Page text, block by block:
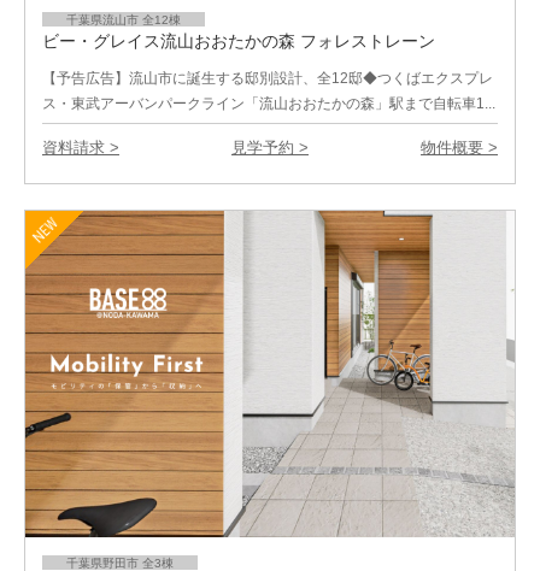
千葉県流山市 全12棟
ビー・グレイス流山おおたかの森 フォレストレーン
【予告広告】流山市に誕生する邸別設計、全12邸◆つくばエクスプレ
ス・東武アーバンパークライン「流山おおたかの森」駅まで自転車1...
資料請求 > 見学予約 > 物件概要 >
千葉県野田市 全3棟